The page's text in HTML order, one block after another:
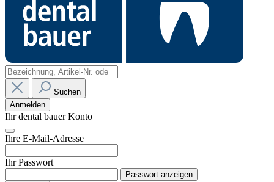
Suchen
Anmelden
Ihr dental bauer Konto
Ihre E-Mail-Adresse
Ihr Passwort
Passwort anzeigen